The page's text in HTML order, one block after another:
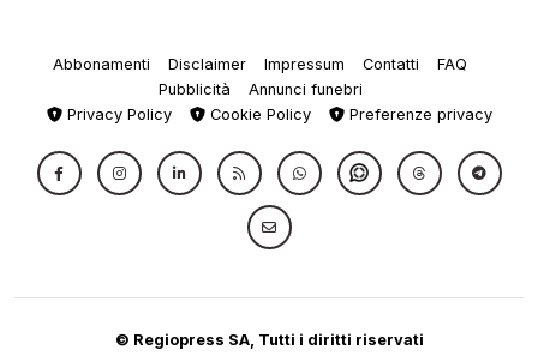
Abbonamenti Disclaimer Impressum Contatti
FAQ
Pubblicità
Annunci funebri
Privacy Policy
Cookie Policy Preferenze privacy
© Regiopress SA, Tutti i diritti riservati